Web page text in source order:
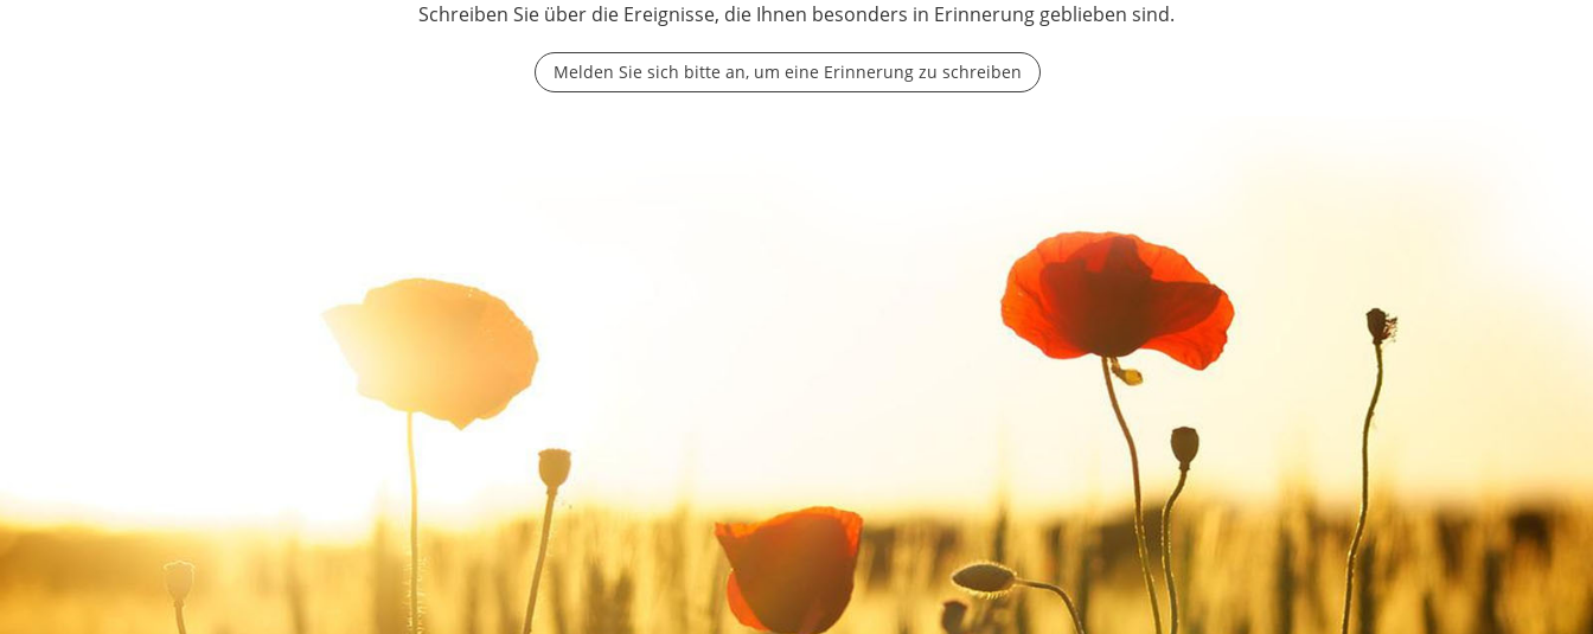
Schreiben Sie über die Ereignisse, die Ihnen besonders in Erinnerung geblieben sind.
Melden Sie sich bitte an, um eine Erinnerung zu schreiben